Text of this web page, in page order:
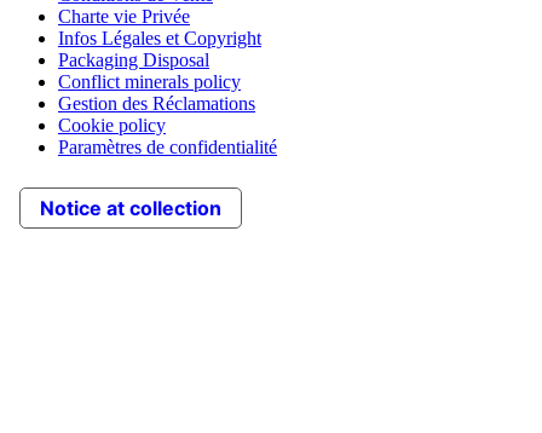
Charte vie Privée
Infos Légales et Copyright
Packaging Disposal
Conflict minerals policy
Gestion des Réclamations
Cookie policy
Paramètres de confidentialité
Notice at collection